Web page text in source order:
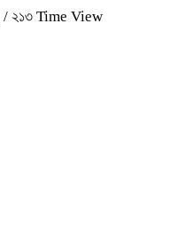
/ ২১৩ Time View